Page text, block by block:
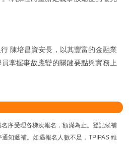
陳培昌資安長，以其豐富的金融業
掌握事故應變的關鍵要點與實務上
序受理各梯次報名，額滿為止。登記候補
知遞補。如遇報名人數不足，TPIPAS 維